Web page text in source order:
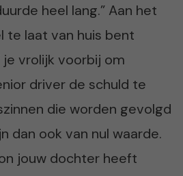
heel lang.” Aan het
te laat van huis bent
vrolijk voorbij om
driver de schuld te
die worden gevolgd
dan ook van nul waarde.
jouw dochter heeft